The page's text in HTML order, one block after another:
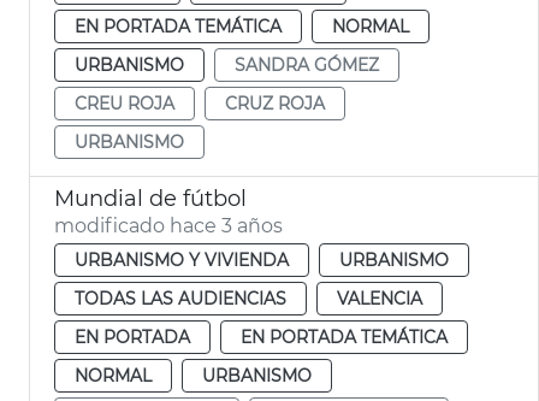
EN PORTADA TEMÁTICA
NORMAL
URBANISMO
SANDRA GÓMEZ
CREU ROJA
CRUZ ROJA
URBANISMO
Mundial de fútbol
modificado hace 3 años
URBANISMO Y VIVIENDA
URBANISMO
TODAS LAS AUDIENCIAS
VALENCIA
EN PORTADA
EN PORTADA TEMÁTICA
NORMAL
URBANISMO